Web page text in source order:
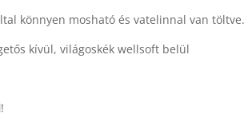
könnyen mosható és vatelinnal van töltve.
kívül, világoskék wellsoft belül
!